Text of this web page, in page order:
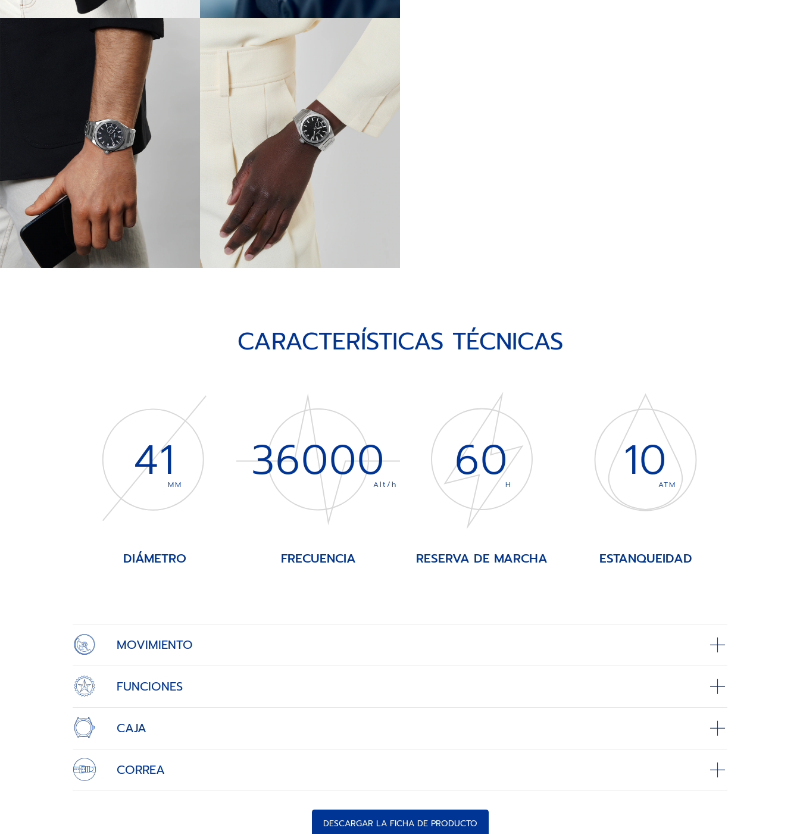
CARACTERÍSTICAS TÉCNICAS
41MM
DIÁMETRO
36000Alt/h
FRECUENCIA
60H
RESERVA DE MARCHA
10ATM
ESTANQUEIDAD
MOVIMIENTO
FUNCIONES
CAJA
CORREA
DESCARGAR LA FICHA DE PRODUCTO